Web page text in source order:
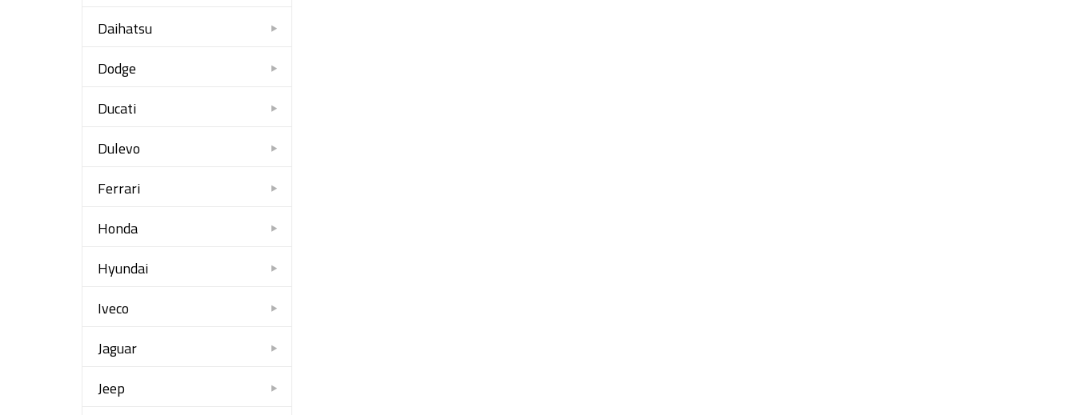
Daihatsu
Dodge
Ducati
Dulevo
Ferrari
Honda
Hyundai
Iveco
Jaguar
Jeep